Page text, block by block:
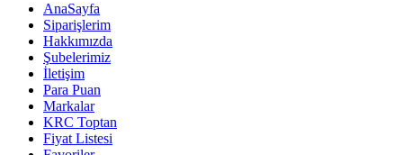
AnaSayfa
Siparişlerim
Hakkımızda
Şubelerimiz
İletişim
Para Puan
Markalar
KRC Toptan
Fiyat Listesi